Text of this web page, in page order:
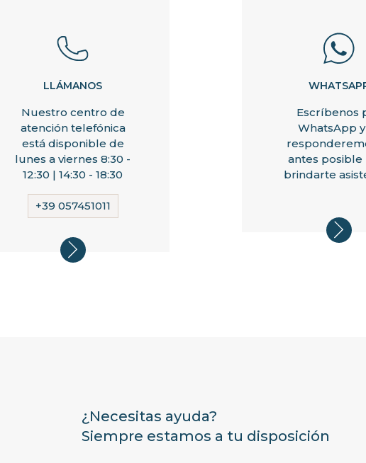
LLÁMANOS
Nuestro centro de
atención telefónica
está disponible de
lunes a viernes 8:30 -
12:30 | 14:30 - 18:30
+39 057451011
Escríbenos
WhatsApp
antes posible
brindarte
¿Necesitas ayuda?
Siempre estamos a tu disposición